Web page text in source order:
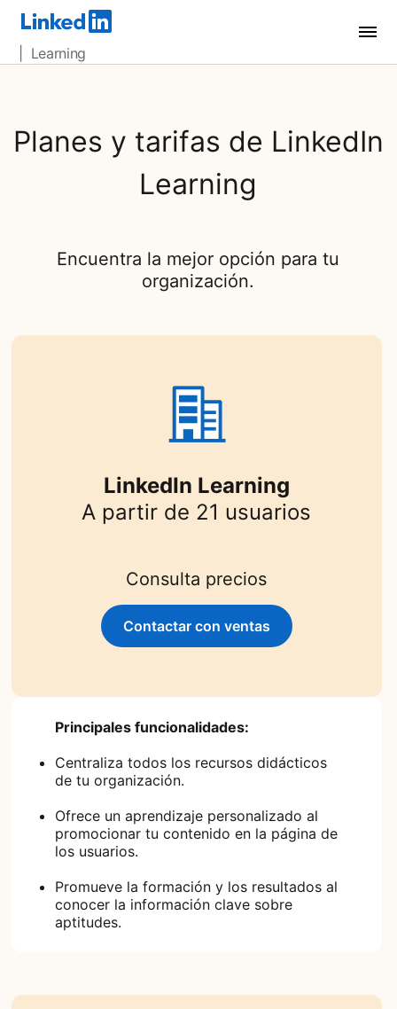
| Learning
Planes y tarifas de LinkedIn
Learning
Encuentra la mejor opción para tu
organización.
LinkedIn Learning
A partir de 21 usuarios
Consulta precios
Contactar con ventas
Principales funcionalidades:
Centraliza todos los recursos didácticos
de tu organización.
Ofrece un aprendizaje personalizado al
promocionar tu contenido en la página de
los usuarios.
Promueve la formación y los resultados al
conocer la información clave sobre
aptitudes.